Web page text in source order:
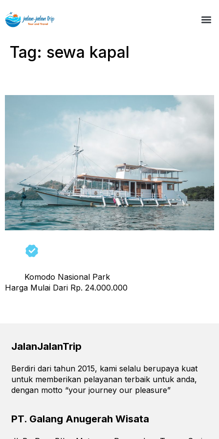
Tag: sewa kapal
Komodo Nasional Park
Harga Mulai Dari Rp. 24.000.000
JalanJalanTrip
Berdiri dari tahun 2015, kami selalu berupaya kuat
untuk memberikan pelayanan terbaik untuk anda,
dengan motto “your journey our pleasure”
PT. Galang Anugerah Wisata